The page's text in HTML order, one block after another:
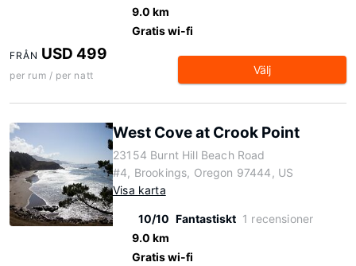
9.0 km
Gratis wi-fi
FRÅN USD 499
per rum / per natt Välj
West Cove at Crook Point
23154 Burnt Hill Beach Road
#4, Brookings, Oregon 97444, US
Visa karta
10/10 Fantastiskt 1 recensioner
9.0 km
Gratis wi-fi